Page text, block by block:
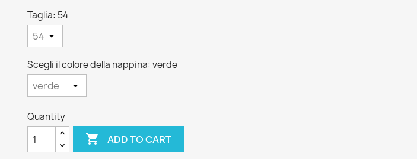
Taglia: 54
Scegli il colore della nappina: verde
Quantity
 ADD TO CART